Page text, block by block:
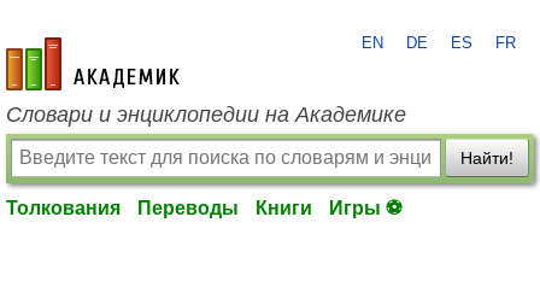
academic.ru
EN DE ES FR
Словари и энциклопедии на Академике
Найти!
Толкования Переводы Книги Игры ⚽